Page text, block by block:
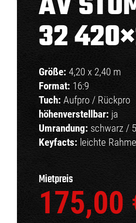
32
Größe: 4,20 x 2,40 m
Format: 16:9
Tuch: Aufpro / Rückpro
höhenverstellbar: ja
Umrandung: schwarz /
Keyfacts: leichte
Mietpreis
175,00